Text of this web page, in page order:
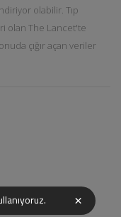
olabilir. Tıp
olan The Lancet'te
çığır açan veriler
×